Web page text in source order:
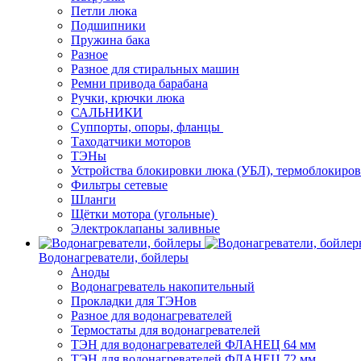
Петли люка
Подшипники
Пружина бака
Разное
Разное для стиральных машин
Ремни привода барабана
Ручки, крючки люка
САЛЬНИКИ
Суппорты, опоры, фланцы
Таходатчики моторов
ТЭНы
Устройства блокировки люка (УБЛ),
Фильтры сетевые
Шланги
Щётки мотора (угольные)
Электроклапаны заливные
Водонагреватели, бойлеры
Аноды
Водонагреватель накопительный
Прокладки для ТЭНов
Разное для водонагревателей
Термостаты для водонагревателей
ТЭН для водонагревателей ФЛАНЕЦ 64 мм